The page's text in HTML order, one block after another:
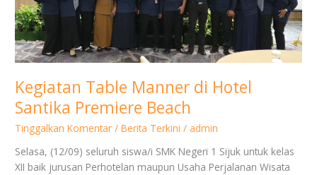
Kegiatan Table Manner di Hotel
Santika Premiere Beach
Tinggalkan Komentar /Berita Terkini / admin
Selasa, (12/09) seluruh siswa/i SMK Negeri 1 Sijuk untuk kelas
XII baik jurusan Perhotelan maupun Usaha Perjalanan Wisata
Beach